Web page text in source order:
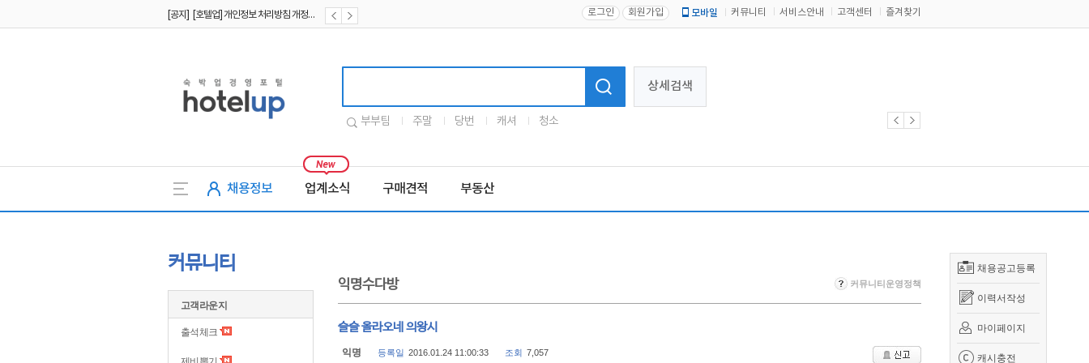
로그인 회원가입 모바일 커뮤니티 서비스안내 고객센터 즐겨찾기
상세검색
부부팀 주말 당번 캐셔 청소
채용정보 업계소식 구매견적 부동산
채용공고등록
이력서작성
마이페이지
캐시충전
커뮤니티
고객라운지
출석체크
익명수다방 커뮤니티운영정책
슬슬 올라오네 의왕시
익명 등록일 2016.01.24 11:00:33 조회 7,057